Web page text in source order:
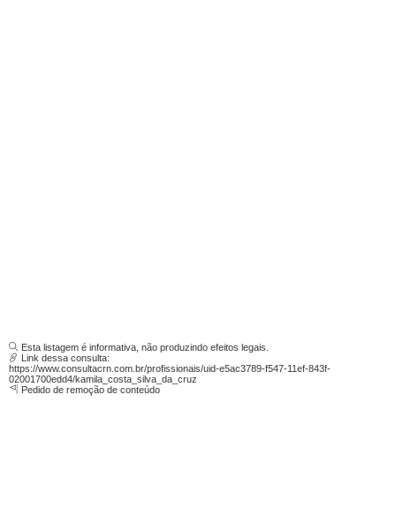
Esta listagem é informativa, não produzindo efeitos legais.
Link dessa consulta:
https://www.consultacrn.com.br/profissionais/uid-e5ac3789-f547-11ef-843f-
02001700edd4/kamila_costa_silva_da_cruz
Pedido de remoção de conteúdo